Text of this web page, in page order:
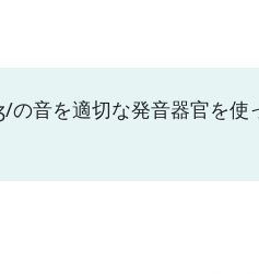
音を適切な発音器官を